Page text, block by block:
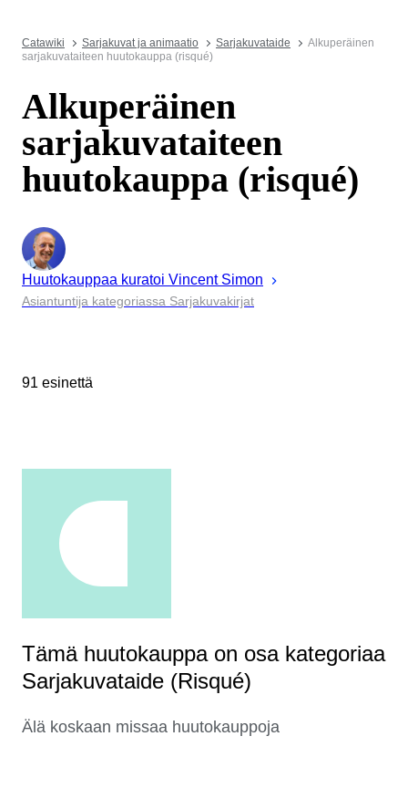
Catawiki Sarjakuvat ja animaatio Sarjakuvataide
Alkuperäinen
sarjakuvataiteen huutokauppa (risqué)
Alkuperäinen
sarjakuvataiteen
huutokauppa (risqué)
Huutokauppaa kuratoi Vincent Simon
Asiantuntija kategoriassa Sarjakuvakirjat
91 esinettä
Tämä huutokauppa on osa kategoriaa
Sarjakuvataide (Risqué)
Älä koskaan missaa huutokauppoja